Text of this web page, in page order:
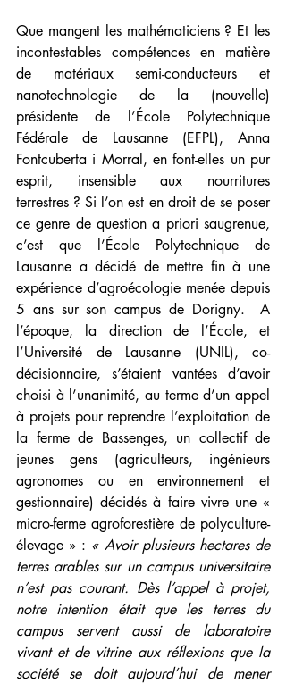
Que mangent les mathématiciens ? Et les
incontestables compétences en matière
de matériaux semi-conducteurs et
nanotechnologie de la (nouvelle)
présidente de l’École Polytechnique
Fédérale de Lausanne (EFPL), Anna
Fontcuberta i Morral, en font-elles un pur
esprit, insensible aux nourritures
terrestres ? Si l’on est en droit de se poser
ce genre de question a priori saugrenue,
c’est que l’École Polytechnique de
Lausanne a décidé de mettre fin à une
expérience d’agroécologie menée depuis
5 ans sur son campus de Dorigny.  A
l’époque, la direction de l’École, et
l’Université de Lausanne (UNIL), co-
décisionnaire, s’étaient vantées d’avoir
choisi à l’unanimité, au terme d’un appel
à projets pour reprendre l’exploitation de
la ferme de Bassenges, un collectif de
jeunes gens (agriculteurs, ingénieurs
agronomes ou en environnement et
gestionnaire) décidés à faire vivre une «
micro-ferme agroforestière de polyculture-
élevage » : « Avoir plusieurs hectares de
terres arables sur un campus universitaire
n’est pas courant. Dès l’appel à projet,
notre intention était que les terres du
campus servent aussi de laboratoire
vivant et de vitrine aux réflexions que la
société se doit aujourd’hui de mener